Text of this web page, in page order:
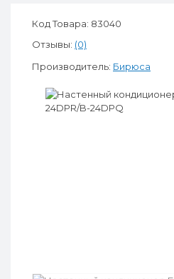
Код Товара: 83040
Отзывы: (0)
Производитель: Бирюса